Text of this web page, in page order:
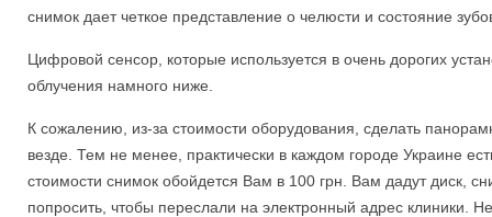
снимок дает четкое представление о челюсти и состояние
Цифровой сенсор, которые используется в очень дорогих
облучения намного ниже.
К сожалению, из-за стоимости оборудования, сделать
везде. Тем не менее, практически в каждом городе Украине
стоимости снимок обойдется Вам в 100 грн. Вам дадут диск,
попросить, чтобы переслали на электронный адрес клиники.